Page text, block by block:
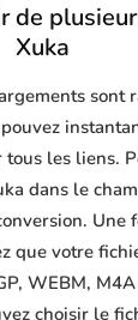
de
Xuka
sont
les liens.
dans le
Une
que votre
WEBM,
choisir le